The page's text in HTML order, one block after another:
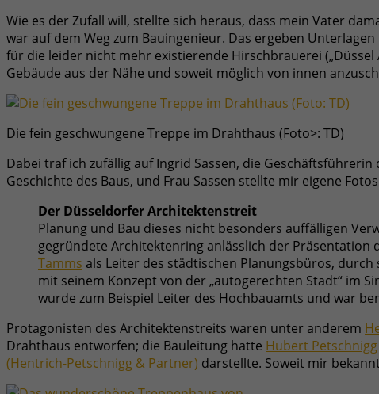
Wie es der Zufall will, stellte sich heraus, dass mein Vater
war auf dem Weg zum Bauingenieur. Das ergeben
für die leider nicht mehr existierende Hirschbrauerei
Gebäude aus der Nähe und soweit möglich von innen
Die fein geschwungene Treppe im Drahthaus (Foto>: TD)
Dabei traf ich zufällig auf Ingrid Sassen, die
Geschichte des Baus, und Frau Sassen stellte mir eigene
Der Düsseldorfer Architektenstreit
Planung und Bau dieses nicht besonders auffälligen
gegründete Architektenring anlässlich der Präsentation
Tamms als Leiter des städtischen Planungsbüros,
mit seinem Konzept von der „autogerechten Stadt“ im
wurde zum Beispiel Leiter des Hochbauamts und war
Protagonisten des Architektenstreits waren unter anderem
Drahthaus entworfen; die Bauleitung hatte Hubert Petschnigg
(Hentrich-Petschnigg & Partner) darstellte. Soweit mir